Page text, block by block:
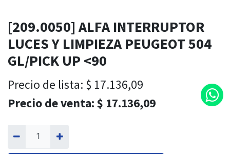
[209.0050] ALFA INTERRUPTOR
LUCES Y LIMPIEZA PEUGEOT 504
GL/PICK UP <90
Precio de lista: $ 17.136,09
Precio de venta: $ 17.136,09